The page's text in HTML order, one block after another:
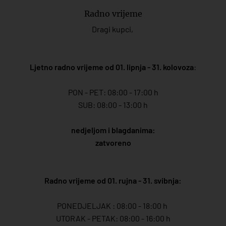
Radno vrijeme
Dragi kupci,
Ljetno radno vrijeme od 01. lipnja - 31. kolovoza:
PON - PET: 08:00 - 17:00 h
SUB: 08:00 - 13:00 h
nedjeljom i blagdanima:
zatvoreno
Radno vrijeme od 01. rujna - 31. svibnja:
PONEDJELJAK : 08:00 - 18:00 h
UTORAK - PETAK: 08:00 - 16:00 h